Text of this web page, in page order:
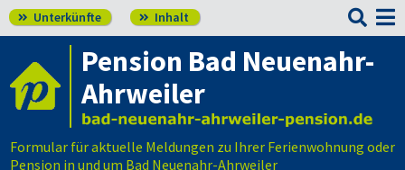
 Unterkünfte  Inhalt 
Pension Bad Neuenahr-
Ahrweiler
Formular für aktuelle Meldungen zu Ihrer Ferienwohnung oder
Pension in und um Bad Neuenahr-Ahrweiler